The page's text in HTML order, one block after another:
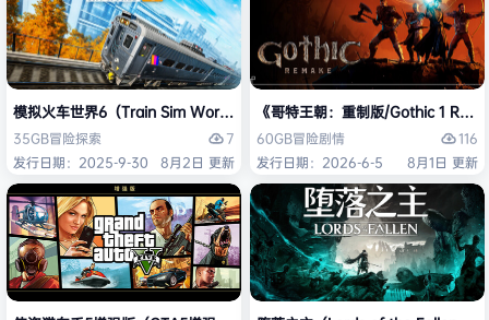
模拟火车世界6（Train Sim World 6）免安装中文版
35GB冒险探索
7
发行日期：2025-9-30
8月2日 更新
《哥特王朝：重制版/Gothic 1
60GB冒险剧情
116
发行日期：2026-6-5
8月1日 更新